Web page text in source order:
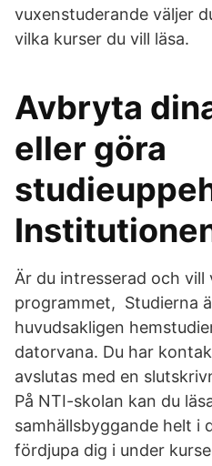
vuxenstuderande väljer
vilka kurser du vill läsa.
Avbryta
eller göra
Är du intresserad och vill
programmet,​ Studierna
huvudsakligen
datorvana. Du har
avslutas med en
På NTI-skolan kan du
samhällsbyggande helt i
fördjupa dig i under